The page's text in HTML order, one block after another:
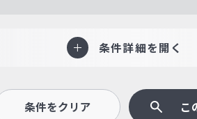
条件詳細を開く
条件をクリア こ